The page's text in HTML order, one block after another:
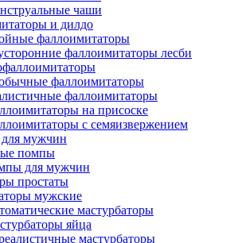
чаши
и дилдо
фаллоимитаторы
фаллоимитаторы лесби
фаллоимитаторы
фаллоимитаторы
на присоске
с семяизвержением
мужчин
помпы
для мужчин
простаты
мужские
мастурбаторы
яйца
мастурбаторы